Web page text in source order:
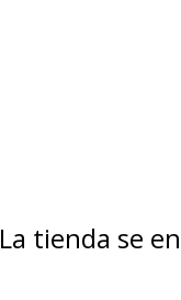
La tienda se